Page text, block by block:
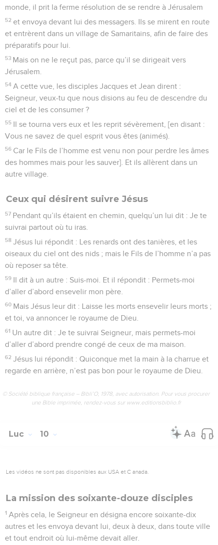
monde, il prit la ferme résolution de se rendre à Jérusalem
52 et envoya devant lui des messagers. Ils se mirent en route
et entrèrent dans un village de Samaritains, afin de faire des
préparatifs pour lui.
53 Mais on ne le reçut pas, parce qu’il se dirigeait vers
Jérusalem.
54 A cette vue, les disciples Jacques et Jean dirent :
Seigneur, veux-tu que nous disions au feu de descendre du
ciel et de les consumer ?
55 Il se tourna vers eux et les reprit sévèrement, [en disant :
Vous ne savez de quel esprit vous êtes (animés).
56 Car le Fils de l’homme est venu non pour perdre les âmes
des hommes mais pour les sauver]. Et ils allèrent dans un
autre village.
Ceux qui désirent suivre Jésus
57 Pendant qu’ils étaient en chemin, quelqu’un lui dit : Je te
suivrai partout où tu iras.
58 Jésus lui répondit : Les renards ont des tanières, et les
oiseaux du ciel ont des nids ; mais le Fils de l’homme n’a pas
où reposer sa tête.
59 Il dit à un autre : Suis-moi. Et il répondit : Permets-moi
d’aller d’abord ensevelir mon père.
60 Mais Jésus leur dit : Laisse les morts ensevelir leurs morts ;
et toi, va annoncer le royaume de Dieu.
61 Un autre dit : Je te suivrai Seigneur, mais permets-moi
d’aller d’abord prendre congé de ceux de ma maison.
62 Jésus lui répondit : Quiconque met la main à la charrue et
regarde en arrière, n’est pas bon pour le royaume de Dieu.
© Société biblique française – Bibli’O, 1978, avec autorisation. Pour vous procurer
une Bible imprimée, rendez-vous sur www.editionsbiblio.fr
Luc 10
Les vidéos ne sont pas disponibles aux USA et C anada.
La mission des soixante-douze disciples
1 Après cela, le Seigneur en désigna encore soixante-dix
autres et les envoya devant lui, deux à deux, dans toute ville
et tout endroit où lui-même devait aller.